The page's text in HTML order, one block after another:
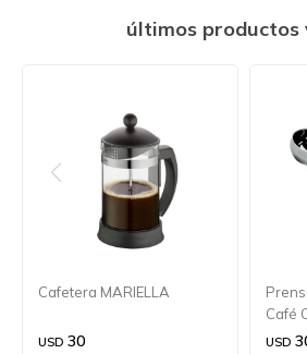
últimos productos
Cafetera MARIELLA
USD 30
Café
USD